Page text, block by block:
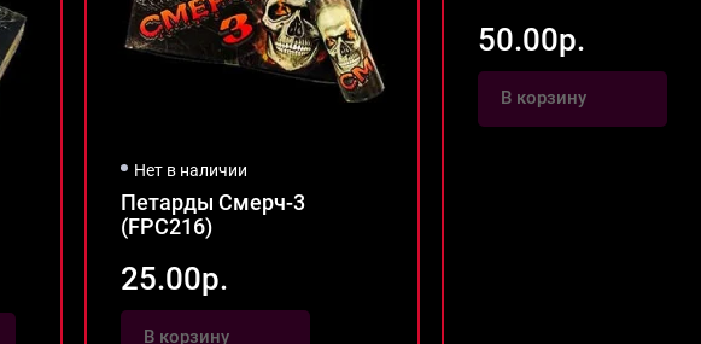
Нет в наличии
Петарды Смерч-3
(FPC216)
25.00р.
В корзину
50.00р.
В корзину